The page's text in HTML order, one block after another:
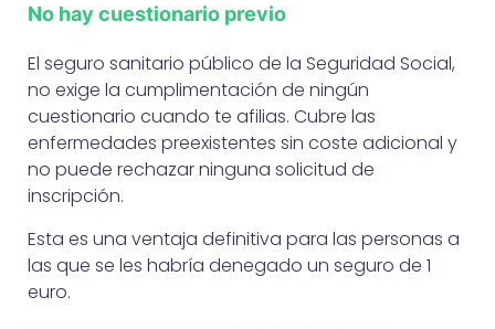
No hay cuestionario previo
El seguro sanitario público de la Seguridad Social,
no exige la cumplimentación de ningún
cuestionario cuando te afilias. Cubre las
enfermedades preexistentes sin coste adicional y
no puede rechazar ninguna solicitud de
inscripción.
Esta es una ventaja definitiva para las personas a
las que se les habría denegado un seguro de 1
euro.